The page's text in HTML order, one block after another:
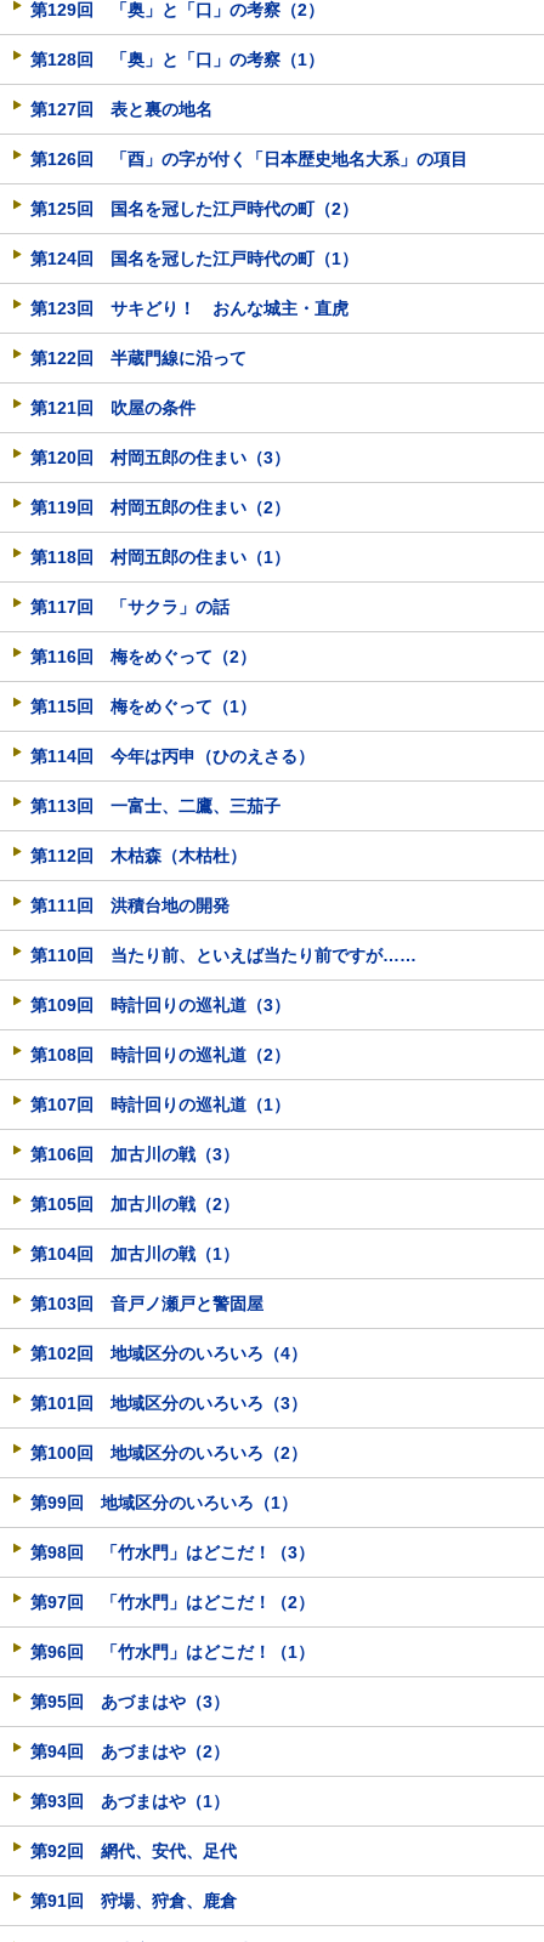
第129回 「奥」と「口」の考察（2）
第128回 「奥」と「口」の考察（1）
第127回 表と裏の地名
第126回 「酉」の字が付く「日本歴史地名大系」の項目
第125回 国名を冠した江戸時代の町（2）
第124回 国名を冠した江戸時代の町（1）
第123回 サキどり！ おんな城主・直虎
第122回 半蔵門線に沿って
第121回 吹屋の条件
第120回 村岡五郎の住まい（3）
第119回 村岡五郎の住まい（2）
第118回 村岡五郎の住まい（1）
第117回 「サクラ」の話
第116回 梅をめぐって（2）
第115回 梅をめぐって（1）
第114回 今年は丙申（ひのえさる）
第113回 一富士、二鷹、三茄子
第112回 木枯森（木枯杜）
第111回 洪積台地の開発
第110回 当たり前、といえば当たり前ですが……
第109回 時計回りの巡礼道（3）
第108回 時計回りの巡礼道（2）
第107回 時計回りの巡礼道（1）
第106回 加古川の戦（3）
第105回 加古川の戦（2）
第104回 加古川の戦（1）
第103回 音戸ノ瀬戸と警固屋
第102回 地域区分のいろいろ（4）
第101回 地域区分のいろいろ（3）
第100回 地域区分のいろいろ（2）
第99回 地域区分のいろいろ（1）
第98回 「竹水門」はどこだ！（3）
第97回 「竹水門」はどこだ！（2）
第96回 「竹水門」はどこだ！（1）
第95回 あづまはや（3）
第94回 あづまはや（2）
第93回 あづまはや（1）
第92回 網代、安代、足代
第91回 狩場、狩倉、鹿倉